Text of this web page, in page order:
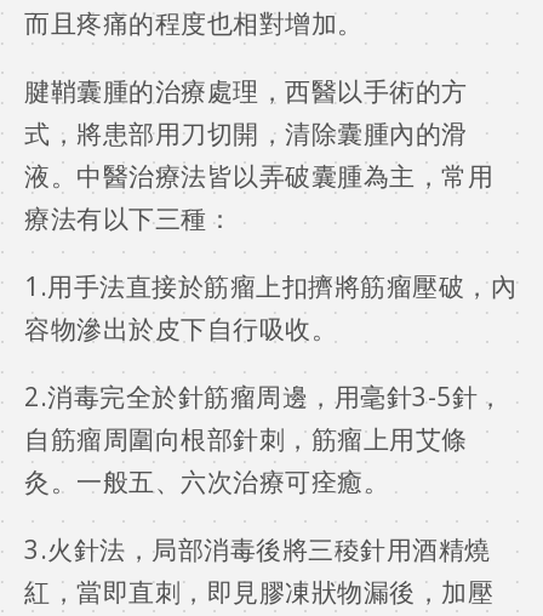
而且疼痛的程度也相對增加。
腱鞘囊腫的治療處理，西醫以手術的方
式，將患部用刀切開，清除囊腫內的滑
液。中醫治療法皆以弄破囊腫為主，常用
療法有以下三種：
1.用手法直接於筋瘤上扣擠將筋瘤壓破，內
容物滲出於皮下自行吸收。
2.消毒完全於針筋瘤周邊，用毫針3-5針，
自筋瘤周圍向根部針刺，筋瘤上用艾條
灸。一般五、六次治療可痊癒。
3.火針法，局部消毒後將三稜針用酒精燒
紅，當即直刺，即見膠凍狀物漏後，加壓